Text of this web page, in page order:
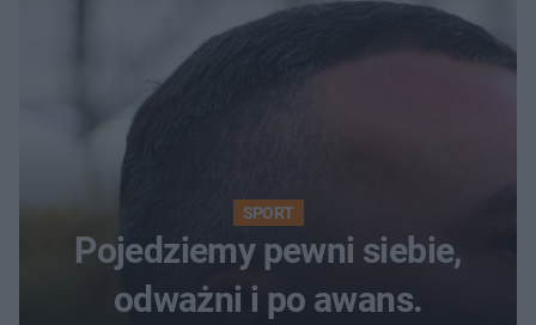
SPORT
Pojedziemy pewni siebie,
odważni i po awans.